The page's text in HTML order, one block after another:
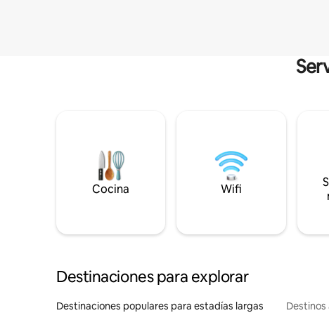
Cocina Wifi
Destinaciones para explorar
Destinaciones populares para estadías largas Destinos